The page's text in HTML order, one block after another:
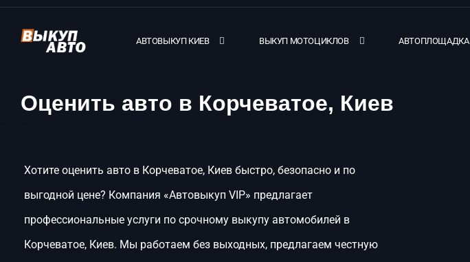
АВТОВЫКУП КИЕВ ВЫКУП МОТОЦИКЛОВ АВТОПЛОЩАДКА
Оценить авто в Корчеватое, Киев
Хотите оценить авто в Корчеватое, Киев быстро, безопасно и по
выгодной цене? Компания «Автовыкуп VIP» предлагает
профессиональные услуги по срочному выкупу автомобилей в
Корчеватое, Киев. Мы работаем без выходных, предлагаем честную